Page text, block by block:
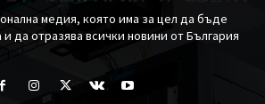
медия, която има за цел да бъде
да отразява всички новини от България